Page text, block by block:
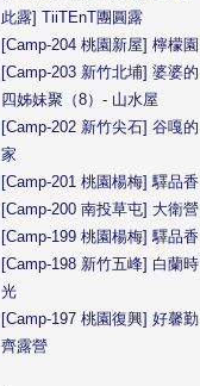
此露] TiiTEnT團圓露
[Camp-204 桃園新屋] 檸檬園
[Camp-203 新竹北埔] 婆婆的
四姊妹聚（8）- 山水屋
[Camp-202 新竹尖石] 谷嘎的
家
[Camp-201 桃園楊梅] 驛品香
[Camp-200 南投草屯] 大衛營
[Camp-199 桃園楊梅] 驛品香
[Camp-198 新竹五峰] 白蘭時
光
[Camp-197 桃園復興] 好馨勤
齊露營